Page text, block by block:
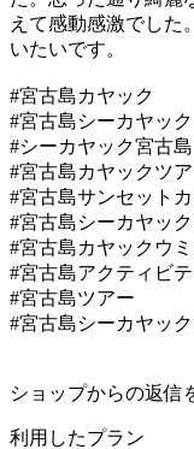
えて感動感激でした
いたいです。
#宮古島カヤック
#宮古島シーカヤック
#シーカヤック宮古島
#宮古島カヤックツ
#宮古島サンセット
#宮古島シーカヤッ
#宮古島カヤックウミ
#宮古島アクティビテ
#宮古島ツアー
#宮古島シーカヤッ
ショップからの返信
利用したプラン